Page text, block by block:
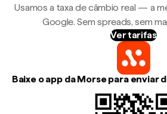
Usamos a taxa de câmbio real — a
Google. Sem spreads, sem
Ver tarifas
Baixe o app da Morse para enviar